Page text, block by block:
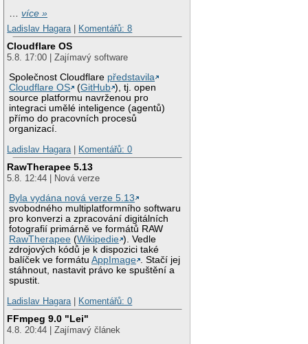
…více »
Ladislav Hagara
Komentářů: 8
Cloudflare OS
5.8. 17:00 | Zajímavý software
Společnost Cloudflare představila
Cloudflare OS
(GitHub ), tj. open
source platformu navrženou pro
integraci umělé inteligence (agentů)
přímo do pracovních procesů
organizací.
Ladislav Hagara
Komentářů: 0
RawTherapee 5.13
5.8. 12:44 | Nová verze
Byla vydána nová verze 5.13
svobodného multiplatformního softwaru
pro konverzi a zpracování digitálních
fotografií primárně ve formátů RAW
RawTherapee (Wikipedie ). Vedle
zdrojových kódů je k dispozici také
balíček ve formátuAppImage . Stačí jej
stáhnout, nastavit právo ke spuštění a
spustit.
Ladislav Hagara
Komentářů: 0
FFmpeg 9.0 "Lei"
4.8. 20:44 | Zajímavý článek